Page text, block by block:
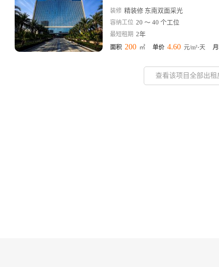
装修 精装修 东南双面采光
容纳工位 20 ～ 40 个工位
最短租期 2年
面积 200 ㎡ 单价 4.60 元/m²⋅天
查看该项目全部出租